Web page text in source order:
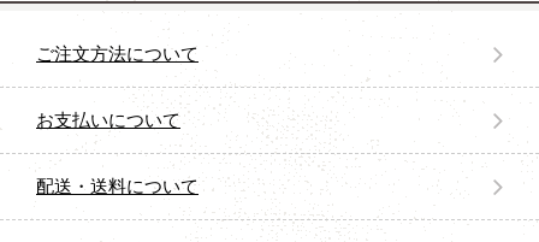
ご注文方法について
お支払いについて
配送・送料について